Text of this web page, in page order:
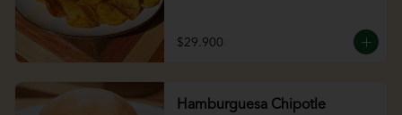
$29.900
Hamburguesa Chipotle